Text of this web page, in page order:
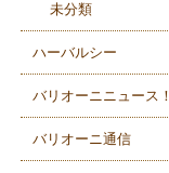
未分類
ハーバルシー
バリオーニニュース！
バリオーニ通信